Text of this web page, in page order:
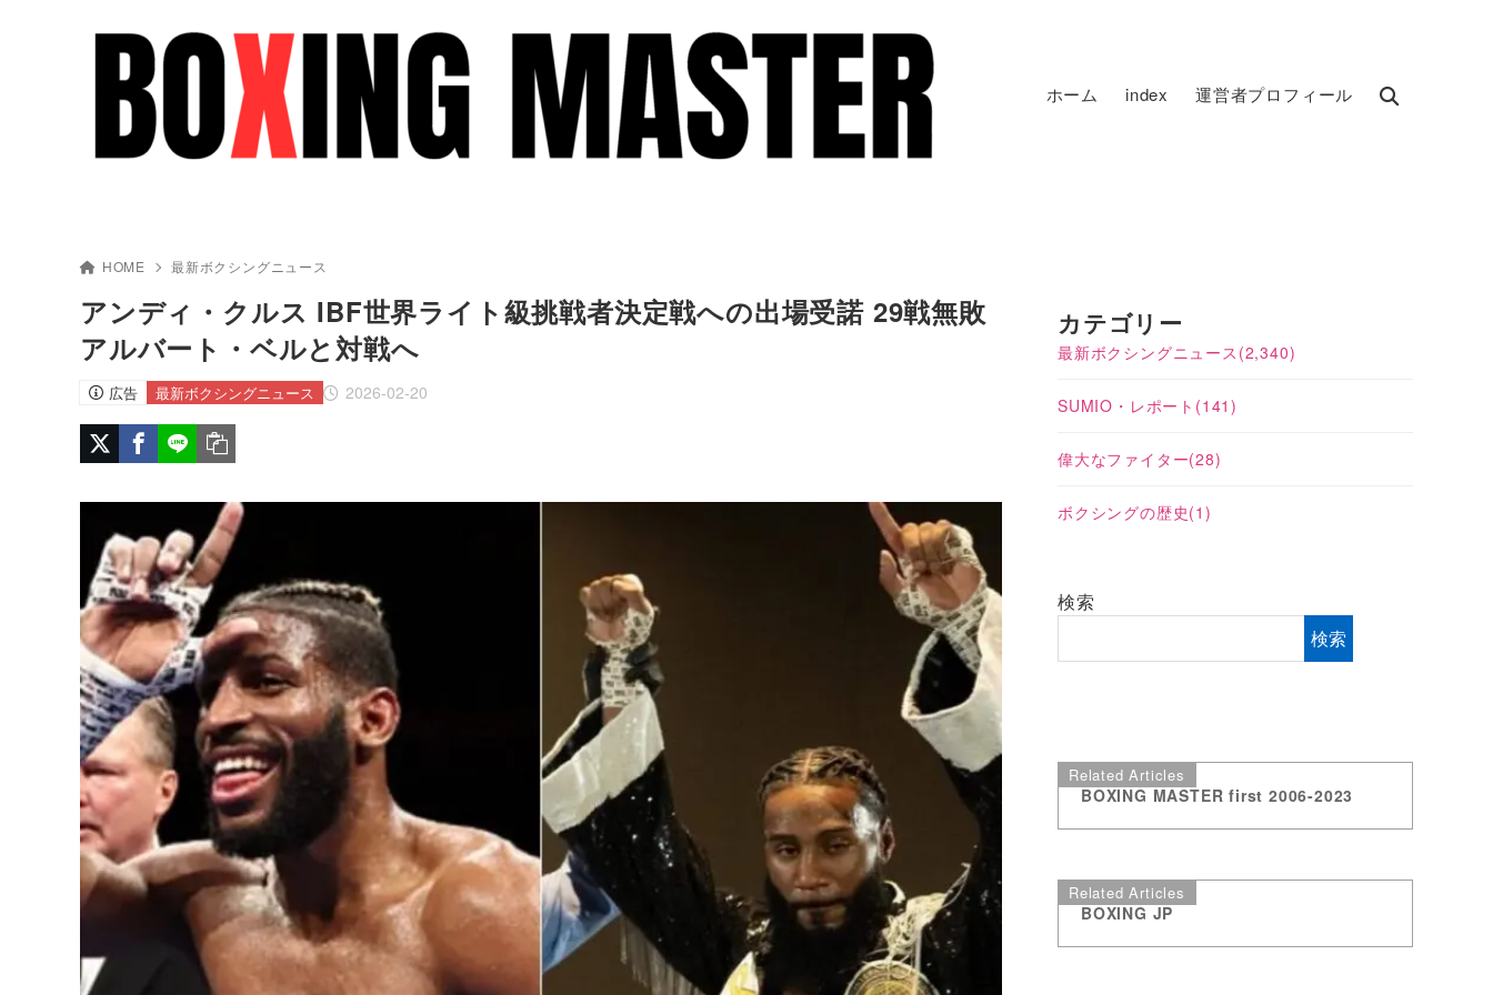
ホーム index 運営者プロフィール
HOME 最新ボクシングニュース
アンディ・クルス IBF世界ライト級挑戦者決定戦への出場受諾 29戦無敗
アルバート・ベルと対戦へ
広告 2026-02-20
最新ボクシングニュース
カテゴリー
最新ボクシングニュース (2,340)
SUMIO・レポート (141)
偉大なファイター(28)
ボクシングの歴史(1)
検索
検索
Related Articles
BOXING MASTER first 2006-2023
Related Articles
BOXING JP